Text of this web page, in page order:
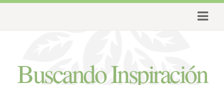
Buscando Inspiración